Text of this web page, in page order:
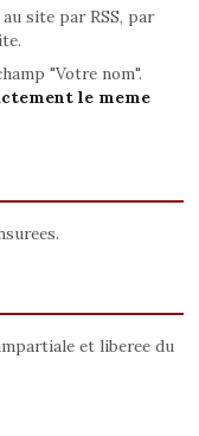
site par RSS, par
"Votre nom".
le meme
et liberee du